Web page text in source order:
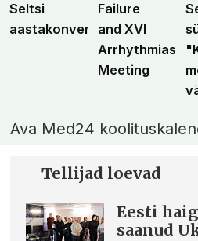
Seltsi
aastakonverents
Failure
and XVI
Arrhythmias
Meeting
Ava Med24
Tellijad loevad
Eesti
saanud